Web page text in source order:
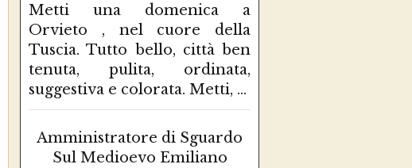
Metti una domenica a
Orvieto , nel cuore della
Tuscia. Tutto bello, città ben
tenuta, pulita, ordinata,
suggestiva e colorata. Metti, ...
Amministratore di Sguardo
Sul Medioevo Emiliano